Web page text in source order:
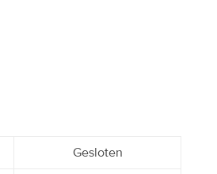
Gesloten